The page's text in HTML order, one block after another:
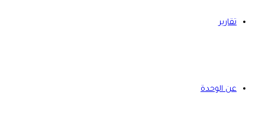
تقارير
عن الوحدة